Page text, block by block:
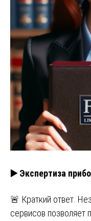
▶️ Экспертиза
🚨 Краткий ответ.
сервисов позволяет